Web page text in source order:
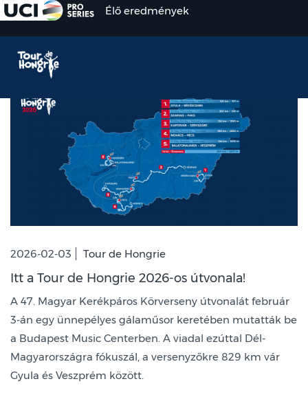
Élő eredmények
2026-02-03 Tour de Hongrie
Itt a Tour de Hongrie 2026-os útvonala!
A 47. Magyar Kerékpáros Körverseny útvonalát február
3-án egy ünnepélyes gálaműsor keretében mutatták be
a Budapest Music Centerben. A viadal ezúttal Dél-
Magyarországra fókuszál, a versenyzőkre 829 km vár
Gyula és Veszprém között.